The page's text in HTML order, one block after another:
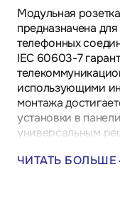
Модульная
предназначена
телефонных
IEC 60603-7
использующими
монтажа
установки в
универсальным
ЧИТАТЬ БОЛЬШЕ